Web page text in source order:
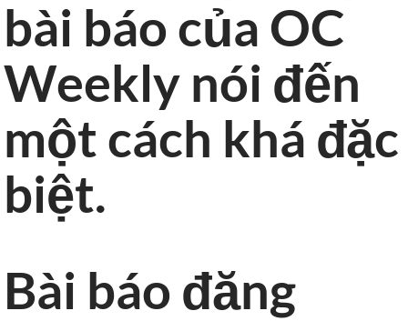
bài báo của OC
Weekly nói đến
một cách khá đặc
biệt.
Bài báo đăng